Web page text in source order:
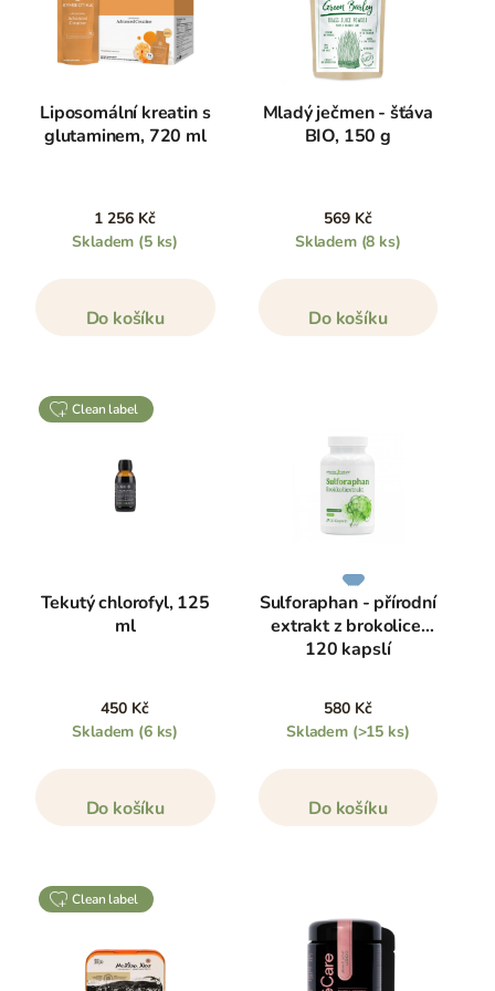
Liposomální kreatin s
glutaminem, 720 ml
1 256 Kč
Skladem (5 ks)
Do košíku
Mladý ječmen - šťáva
BIO, 150 g
569 Kč
Skladem (8 ks)
Do košíku
clean label
Tekutý chlorofyl, 125
ml
450 Kč
Skladem (6 ks)
Do košíku
Sulforaphan - přírodní
extrakt z brokolice,
120 kapslí
580 Kč
Skladem (>15 ks)
Do košíku
clean label